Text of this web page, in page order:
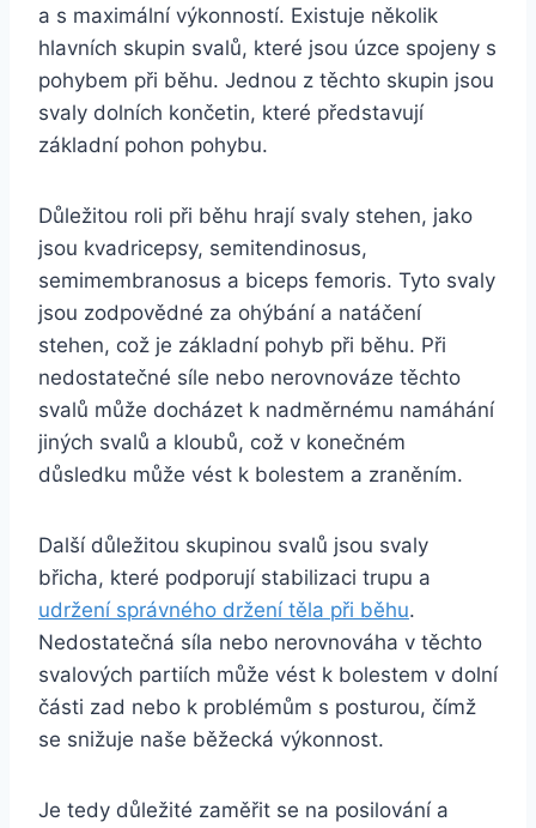
a s maximální výkonností. Existuje několik
hlavních skupin svalů, které jsou úzce spojeny s
pohybem při běhu. Jednou z těchto skupin jsou
svaly dolních končetin, které představují
základní pohon pohybu.
Důležitou roli při běhu hrají svaly stehen, jako
jsou kvadricepsy, semitendinosus,
semimembranosus a biceps femoris. Tyto svaly
jsou zodpovědné za ohýbání a natáčení
stehen, což je základní pohyb při běhu. Při
nedostatečné síle nebo nerovnováze těchto
svalů může docházet k nadměrnému namáhání
jiných svalů a kloubů, což v konečném
důsledku může vést k bolestem a zraněním.
Další důležitou skupinou svalů jsou svaly
břicha, které podporují stabilizaci trupu a
udržení správného držení těla při běhu.
Nedostatečná síla nebo nerovnováha v těchto
svalových partiích může vést k bolestem v dolní
části zad nebo k problémům s posturou, čímž
se snižuje naše běžecká výkonnost.
Je tedy důležité zaměřit se na posilování a